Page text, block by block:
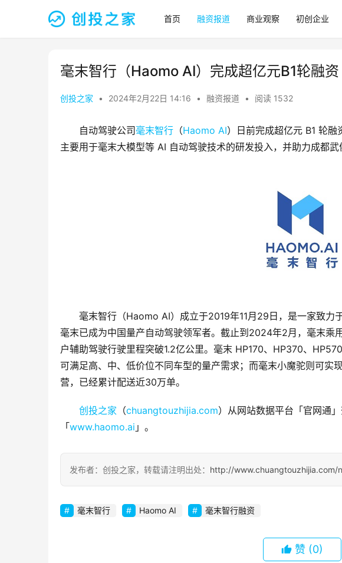
首页 融资报道 商业观察 初创企业
毫末智行（Haomo AI）完成超亿元B1轮融资
创投之家 • 2024年2月22日 14:16 • 融资报道 • 阅读 1532
自动驾驶公司毫末智行 （Haomo AI）日前完成超亿元 B1 轮
主要用于毫末大模型等 AI 自动驾驶技术的研发投入，并助力成都武
毫末智行（Haomo AI）成立于2019年11月29日，是一家致力
毫末已成为中国量产自动驾驶领军者。截止到2024年2月，毫末乘
户辅助驾驶行驶里程突破1.2亿公里。毫末 HP170、HP370、
可满足高、中、低价位不同车型的量产需求；而毫末小魔驼则可实
营，已经累计配送近30万单。
创投之家 （chuangtouzhijia.com）从网站数据平台「官网通
「www.haomo.ai 」。
发布者：创投之家，转载请注明出处： http://www.chuangtouzhijia.com/
毫末智行 Haomo AI 毫末智行融资
赞 (0)